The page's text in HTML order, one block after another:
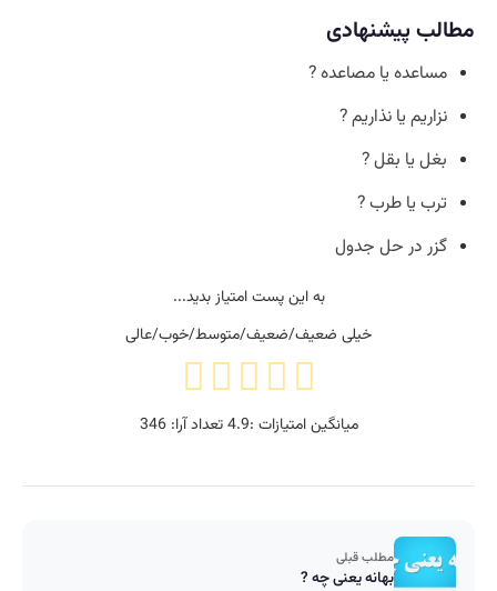
مطالب پیشنهادی
مساعده یا مصاعده ?
نزاریم یا نذاریم ?
بغل یا بقل ?
ترب یا طرب ?
گزر در حل جدول
به این پست امتیاز بدید...
خیلی ضعیف/ضعیف/متوسط/خوب/عالی
میانگین امتیازات :4.9تعداد آرا:346
مطلب قبلی
بهانه یعنی چه ?